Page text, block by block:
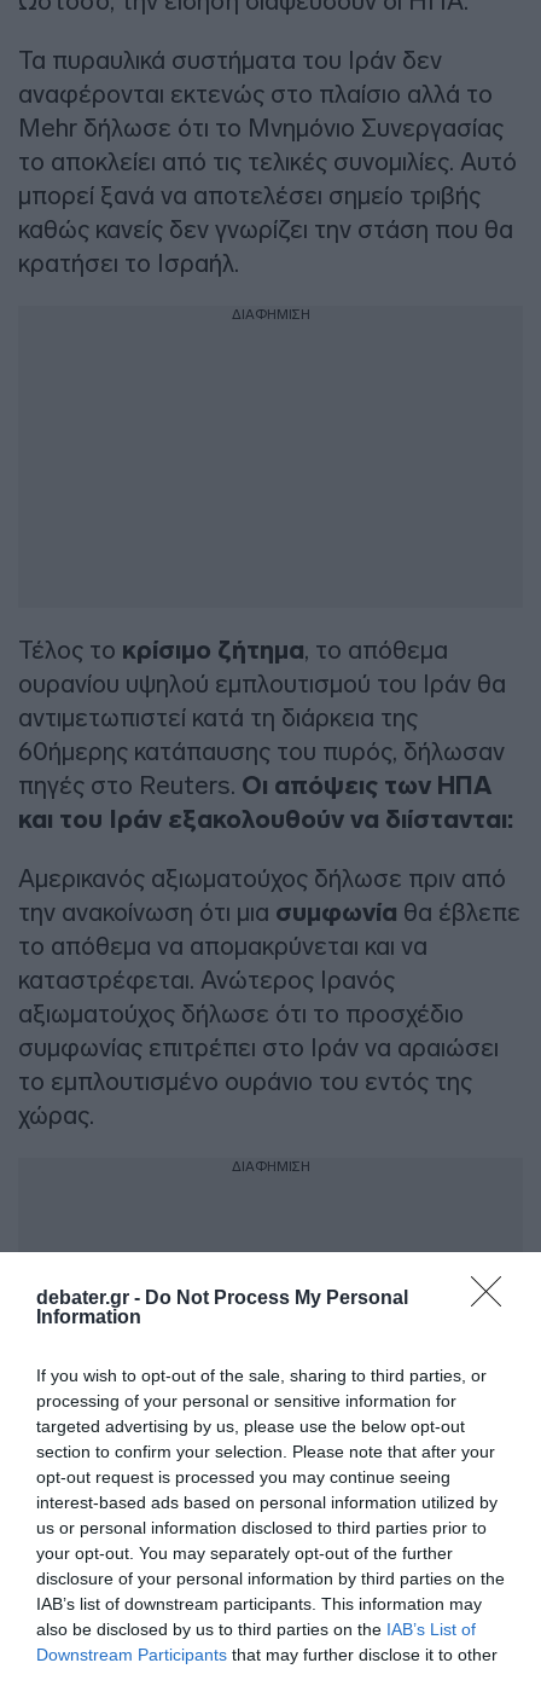
debater.gr - Do Not Process My Personal
Information
If you wish to opt-out of the sale, sharing to third parties, or
processing of your personal or sensitive information for
targeted advertising by us, please use the below opt-out
section to confirm your selection. Please note that after your
opt-out request is processed you may continue seeing
interest-based ads based on personal information utilized by
us or personal information disclosed to third parties prior to
your opt-out. You may separately opt-out of the further
disclosure of your personal information by third parties on the
IAB’s list of downstream participants. This information may
also be disclosed by us to third parties on the IAB’s List of
Downstream Participants that may further disclose it to other
Τα πυραυλικά συστήματα του Ιράν δεν
αναφέρονται εκτενώς στο πλαίσιο αλλά το
Mehr δήλωσε ότι το Μνημόνιο Συνεργασίας
το αποκλείει από τις τελικές συνομιλίες. Αυτό
μπορεί ξανά να αποτελέσει σημείο τριβής
καθώς κανείς δεν γνωρίζει την στάση που θα
κρατήσει το Ισραήλ.
ΔΙΑΦΗΜΙΣΗ
Τέλος το κρίσιμο ζήτημα, το απόθεμα
ουρανίου υψηλού εμπλουτισμού του Ιράν θα
αντιμετωπιστεί κατά τη διάρκεια της
60ήμερης κατάπαυσης του πυρός, δήλωσαν
πηγές στο Reuters. Οι απόψεις των ΗΠΑ
και του Ιράν εξακολουθούν να διίστανται:
Αμερικανός αξιωματούχος δήλωσε πριν από
την ανακοίνωση ότι μια συμφωνία θα έβλεπε
το απόθεμα να απομακρύνεται και να
καταστρέφεται. Ανώτερος Ιρανός
αξιωματούχος δήλωσε ότι το προσχέδιο
συμφωνίας επιτρέπει στο Ιράν να αραιώσει
το εμπλουτισμένο ουράνιο του εντός της
χώρας.
ΔΙΑΦΗΜΙΣΗ
ΟΤραμπδήλωσε την Κυριακή ότι εάν το
Ιράν δεν καταφέρει να καταλήξει σε πυρηνική
συμφωνία, θα επανεκκινήσει στρατιωτικές
επιθέσεις ή θα καταστήσει τις Ηνωμένες
Πολιτείες «θεματοφύλακα της Μέσης
Ανατολής» με αντάλλαγμα το 20% των